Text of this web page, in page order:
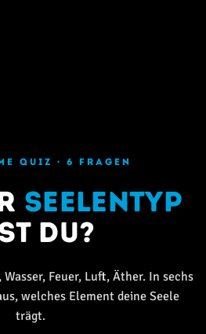
QUIZ · 6 FRAGEN
Seelentyp
du?
Feuer, Luft, Äther. In sechs
welches Element deine Seele
trägt.